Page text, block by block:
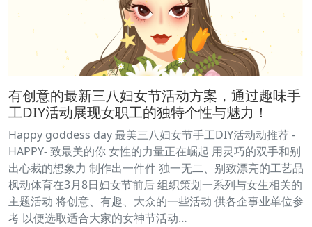
有创意的最新三八妇女节活动方案，通过趣味手
工DIY活动展现女职工的独特个性与魅力！
Happy goddess day 最美三八妇女节手工DIY活动动推荐 -
HAPPY- 致最美的你 女性的力量正在崛起 用灵巧的双手和别
出心裁的想象力 制作出一件件 独一无二、别致漂亮的工艺品
枫动体育在3月8日妇女节前后 组织策划一系列与女生相关的
主题活动 将创意、有趣、大众的一些活动 供各企事业单位参
考 以便选取适合大家的女神节活动…